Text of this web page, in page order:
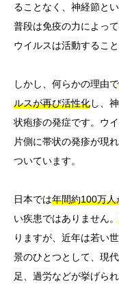
ることなく、神経節と
普段は免疫の力によっ
ウイルスは活動するこ
しかし、何らかの理由で
ルスが再び活性化し、
状疱疹の発症です。ウ
片側に帯状の発疹が現
ついています。
日本では年間約100万人
い疾患ではありません。
りますが、近年は若い
景のひとつとして、現
足、過労などが挙げられ